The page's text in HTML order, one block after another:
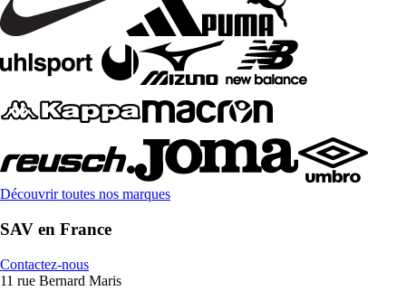
Découvrir toutes nos marques
SAV en France
Contactez-nous
11 rue Bernard Maris